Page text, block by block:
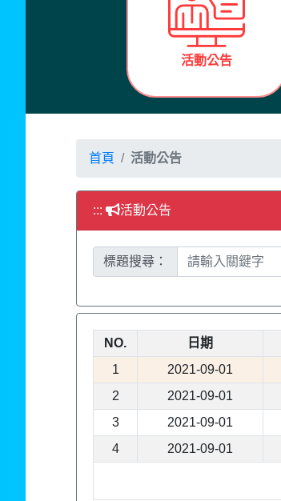
活動公告
首頁 活動公告
::: 活動公告
標題搜尋：
NO. 日期
1
2021-09-01
2
2021-09-01
3
2021-09-01
4
2021-09-01